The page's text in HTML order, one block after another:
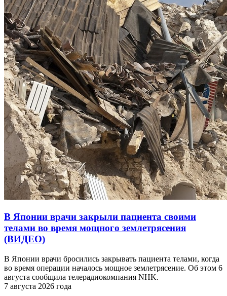
В Японии врачи закрыли пациента своими
телами во время мощного землетрясения
(ВИДЕО)
В Японии врачи бросились закрывать пациента телами, когда
во время операции началось мощное землетрясение. Об этом 6
августа сообщила телерадиокомпания NHK.
7 августа 2026 года